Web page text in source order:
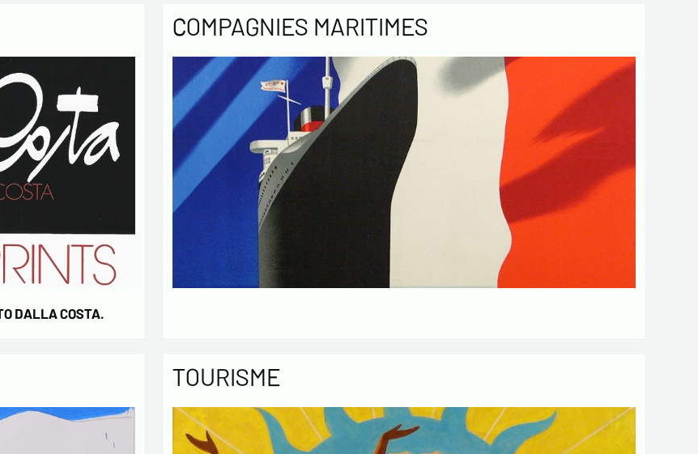
DALLA COSTA.
COMPAGNIES MARITIMES
TOURISME